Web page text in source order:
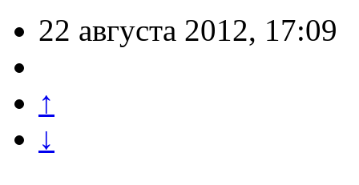
22 августа 2012, 17:09
↑
↓